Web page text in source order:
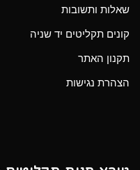
שאלות ותשובות
קונים תקליטים יד שניה
תקנון האתר
הצהרת נגישות